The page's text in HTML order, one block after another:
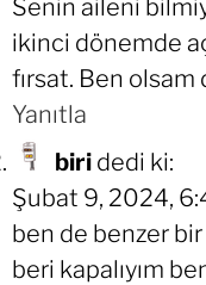
Senin aileni
ikinci dönemde
fırsat. Ben olsam
Yanıtla
biri dedi ki:
Şubat 9, 2024,
ben de benzer bir
beri kapalıyım